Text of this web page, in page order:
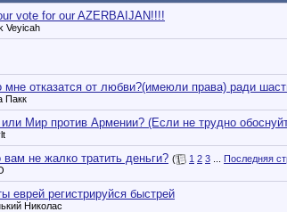
vote for our AZERBAIJAN!!!!
Veyicah
мне отказатся от любви?(имеюли права) ради
Пакк
Мир против Армении? (Если не трудно
вам не жалко тратить деньги? ( 1 2 3 Последняя
еврей регистрируйся быстрей
Николас